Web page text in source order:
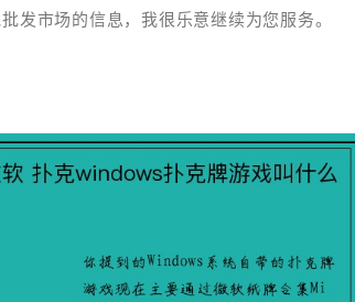
发市场的信息，我很乐意继续为您服务。